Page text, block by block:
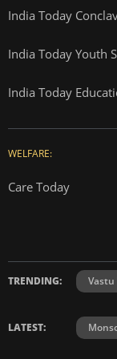
India Today
India Today Youth
India Today
WELFARE:
Care Today
TRENDING: Vastu
LATEST: